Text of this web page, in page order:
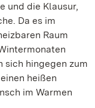
und die Klausur,
Da es im
Raum
sich hingegen zum
heißen
im Warmen